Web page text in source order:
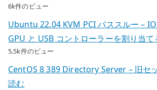
6k件のビュー
Ubuntu 22.04 KVM PCI パススルー –
GPU と USB コントローラーを割り当て
5.5k件のビュー
CentOS 8 389 Directory Server – 旧セ
読む